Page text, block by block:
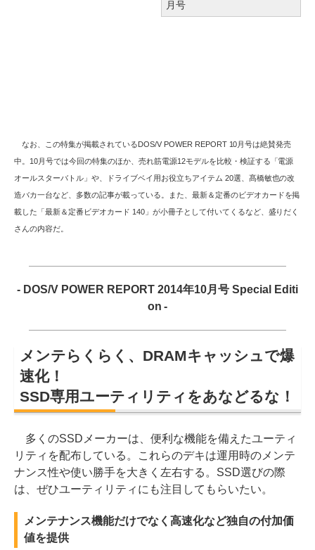
月号
なお、この特集が掲載されているDOS/V POWER REPORT 10月号は絶賛発売
中。10月号では今回の特集のほか、売れ筋電源12モデルを比較・検証する「電源
オールスターバトル」や、ドライブベイ用お役立ちアイテム 20選、髙橋敏也の改
造バカ一台など、多数の記事が載っている。また、最新＆定番のビデオカードを掲
載した「最新＆定番ビデオカード 140」が小冊子として付いてくるなど、盛りだく
さんの内容だ。
- DOS/V POWER REPORT 2014年10月号 Special Editi
on -
メンテらくらく、DRAMキャッシュで爆
速化！
SSD専用ユーティリティをあなどるな！
多くのSSDメーカーは、便利な機能を備えたユーティ
リティを配布している。これらのデキは運用時のメンテ
ナンス性や使い勝手を大きく左右する。SSD選びの際
は、ぜひユーティリティにも注目してもらいたい。
メンテナンス機能だけでなく高速化など独自の付加価
値を提供